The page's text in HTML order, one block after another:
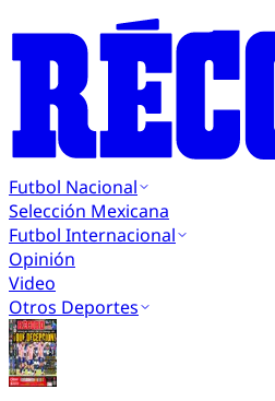
Futbol Nacional
Selección Mexicana
Futbol Internacional
Opinión
Video
Otros Deportes